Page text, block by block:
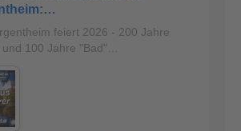
feiert 2026 - 200 Jahre
100 Jahre "Bad"…